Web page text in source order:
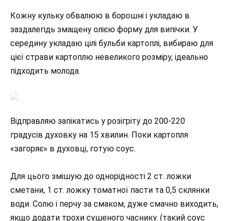
Кожну кульку обвалюю в борошні і укладаю в
заздалегідь змащену олією форму для випічки. У
середину укладаю цілі бульби картоплі, вибираю для
цієї страви картоплю невеликого розміру, ідеально
підходить молода.
Відправляю запікатись у розігріту до 200-220
градусів духовку на 15 хвилин. Поки картопля
«загоряє» в духовці, готую соус.
Для цього змішую до однорідності 2 ст. ложки
сметани, 1 ст. ложку томатної пасти та 0,5 склянки
води. Солю і перчу за смаком, дуже смачно виходить,
якщо додати трохи сушеного часнику. (такий соус